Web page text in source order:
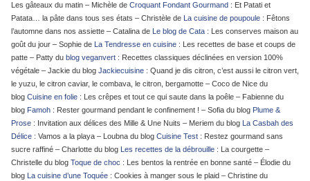
Les gâteaux du matin – Michèle de Croquant Fondant Gourmand : Et Patati et
Patata… la pâte dans tous ses états – Christèle de La cuisine de poupoule : Fêtons
l’automne dans nos assiette – Catalina de Le blog de Cata : Les conserves maison au
goût du jour – Sophie de La Tendresse en cuisine : Les recettes de base et coups de
patte – Patty du blog veganvert : Recettes classiques déclinées en version 100%
végétale – Jackie du blog Jackiecuisine : Quand je dis citron, c’est aussi le citron vert,
le yuzu, le citron caviar, le combava, le citron, bergamotte – Coco de Nice du
blog Cuisine en folie : Les crêpes et tout ce qui saute dans la poêle – Fabienne du
blog Famoh : Rester gourmand pendant le confinement ! – Sofia du blog Plume &
Prose : Invitation aux délices des Mille & Une Nuits – Meriem du blog La Casbah des
Délice : Vamos a la playa – Loubna du blog Cuisine Test : Restez gourmand sans
sucre raffiné – Charlotte du blog Les recettes de la débrouille : La courgette –
Christelle du blog Toque de choc : Les bentos la rentrée en bonne santé – Élodie du
blog La cuisine d’une Toquée : Cookies à manger sous le plaid – Christine du